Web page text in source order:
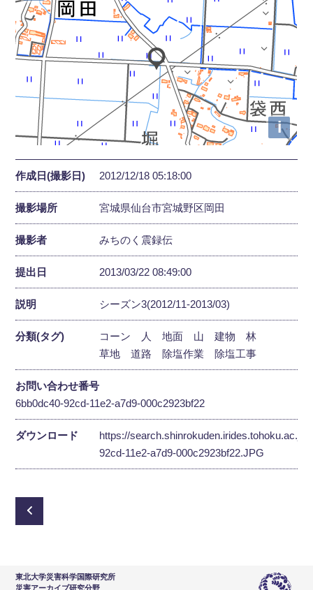
i
作成日(撮影日) 2012/12/18 05:18:00
撮影場所 宮城県仙台市宮城野区岡田
撮影者 みちのく震録伝
提出日 2013/03/22 08:49:00
説明 シーズン3(2012/11-2013/03)
分類(タグ) コーン 人 地面 山 建物
林
草地
道路 除塩作業 除塩工事
お問い合わせ番号
6bb0dc40-92cd-11e2-a7d9-000c2923bf22
ダウンロード
https://
92cd-11e2-a7d9-000c2923bf22.JPG
東北大学災害科学国際研究所
災害アーカイブ研究分野